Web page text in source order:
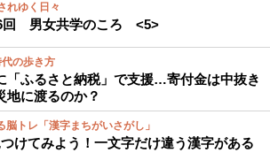
れゆく日々
回 男女共学のころ <5>
の歩き方
「ふるさと納税」で支援…寄付金は中抜き
地に渡るのか？
脳トレ「漢字まちがいさがし」
けてみよう！一文字だけ違う漢字がある